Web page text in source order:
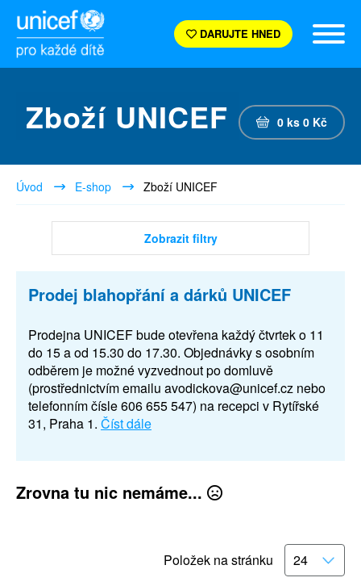
DARUJTE HNED
Zboží UNICEF 0 ks 0 Kč
Úvod E-shop Zboží UNICEF
Zobrazit filtry
Prodej blahopřání a dárků UNICEF
Prodejna UNICEF bude otevřena každý čtvrtek o 11
do 15 a od 15.30 do 17.30. Objednávky s osobním
odběrem je možné vyzvednout po domluvě
(prostřednictvím emailu avodickova@unicef.cz nebo
telefonním čísle 606 655 547) na recepci v Rytířské
31, Praha 1. Číst dále
Zrovna tu nic nemáme...
Položek na stránku